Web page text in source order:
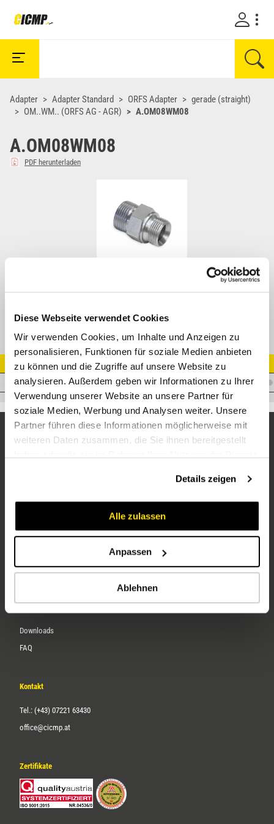
Diese Webseite verwendet Cookies
Wir verwenden Cookies, um Inhalte und Anzeigen zu
personalisieren, Funktionen für soziale Medien anbieten
zu können und die Zugriffe auf unsere Website zu
analysieren. Außerdem geben wir Informationen zu Ihrer
Verwendung unserer Website an unsere Partner für
soziale Medien, Werbung und Analysen weiter. Unsere
Partner führen diese Informationen möglicherweise mit
weiteren Daten zusammen, die Sie ihnen bereitgestellt
Details zeigen
Alle zulassen
Anpassen
Ablehnen
Adapter Adapter Standard ORFS Adapter
gerade (straight)
OM..WM.. (ORFS AG - AGR)
A.OM08WM08
A.OM08WM08
PDF herunterladen
Artikel Nr.
A.OM08WM08
Karriere
Downloads
FAQ
Kontakt
Tel.: (+43) 07221 63430
office@cicmp.at
Zertifikate